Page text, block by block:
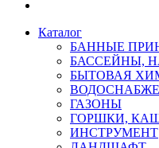
Каталог
БАННЫЕ
БАССЕЙНЫ,
БЫТОВАЯ
ГАЗОНЫ
ГОРШКИ,
ИНСТРУМЕНТ